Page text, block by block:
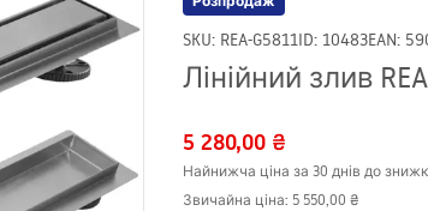
SKU: REA-G5811ID: 10483EAN:
Лінійний злив
5 280,00 ₴
Найнижча ціна за 30 днів до
Звичайна ціна: 5 550,00 ₴